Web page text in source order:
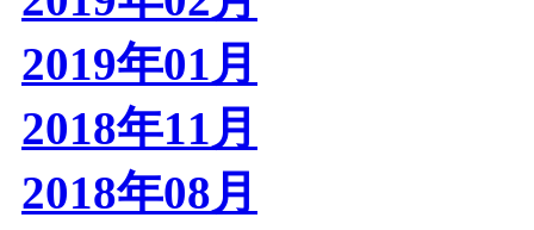
2019年01月
2018年11月
2018年08月